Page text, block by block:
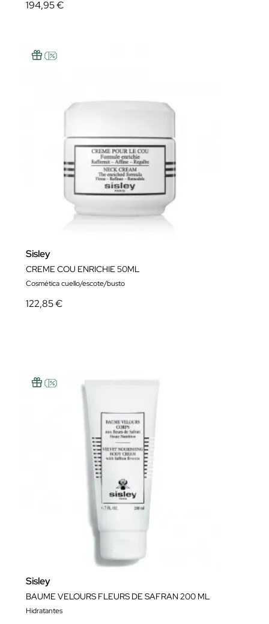
194,95 €
Sisley
CREME COU ENRICHIE 50ML
Cosmética cuello/escote/busto
122,85 €
Sisley
BAUME VELOURS FLEURS DE SAFRAN 200 ML
Hidratantes